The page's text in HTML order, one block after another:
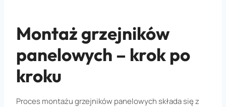
Montaż grzejników
panelowych – krok po
kroku
Proces montażu grzejników panelowych składa się z